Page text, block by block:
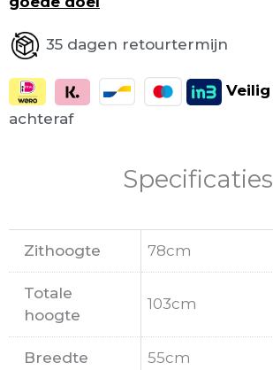
35 dagen retourtermijn
Veilig
achteraf
Specificaties
Zithoogte 78cm
Totale
hoogte
103cm
Breedte 55cm